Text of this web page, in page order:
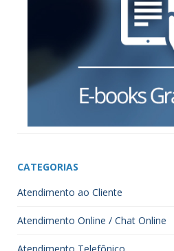
CATEGORIAS
Atendimento ao Cliente
Atendimento Online / Chat Online
Atendimento Telefônico